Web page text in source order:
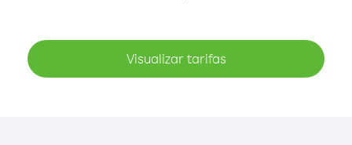
Visualizar tarifas